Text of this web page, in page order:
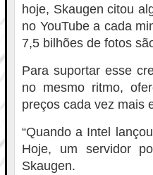
hoje, Skaugen citou
no YouTube a cada
7,5 bilhões de fotos
Para suportar esse
no mesmo ritmo,
preços cada vez mais
“Quando a Intel
Hoje, um servidor
Skaugen.